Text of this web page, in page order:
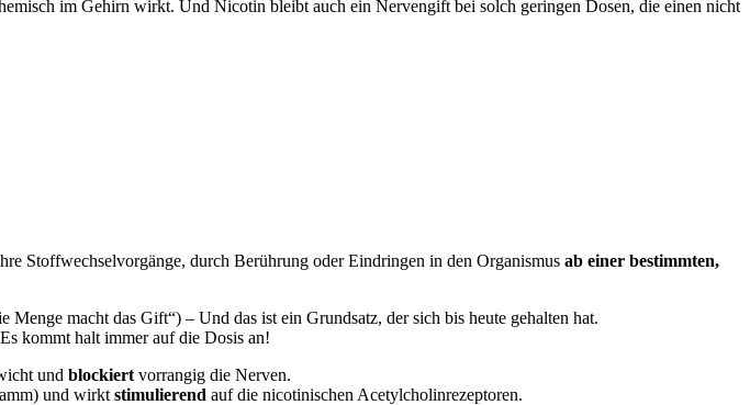
im Gehirn wirkt. Und Nicotin bleibt auch ein Nervengift bei solch geringen Dosen, die einen nicht
Stoffwechselvorgänge, durch Berührung oder Eindringen in den Organismus ab einer bestimmten,
macht das Gift“) – Und das ist ein Grundsatz, der sich bis heute gehalten hat.
kommt halt immer auf die Dosis an!
und blockiert vorrangig die Nerven.
und wirkt stimulierend auf die nicotinischen Acetylcholinrezeptoren.